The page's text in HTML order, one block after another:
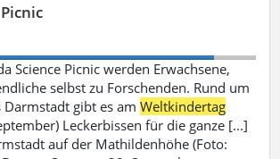
Science Picnic werden Erwachsene,
selbst zu Forschenden. Rund um
Darmstadt gibt es amWeltkindertag
Leckerbissen für die ganze [...]
auf der Mathildenhöhe (Foto: